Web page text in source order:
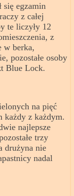
się egzamin
z całej
te liczyły 12
z
w berka,
pozostałe osoby
Blue Lock.
na pięć
każdy z każdym.
najlepsze
trzy
drużyna nie
nadal